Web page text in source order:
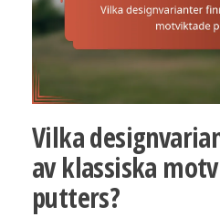
Vilka
av klassiska
putters?